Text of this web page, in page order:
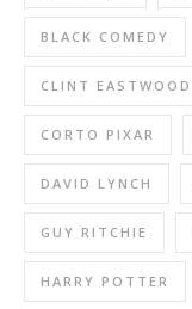
BLACK COMEDY
CLINT EASTWOOD
CORTO PIXAR
DAVID LYNCH
GUY RITCHIE
HARRY POTTER